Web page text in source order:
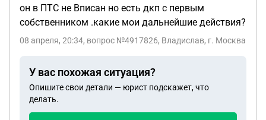
он в ПТС не Вписан но есть дкп с первым
собственником .какие мои дальнейшие действия?
08 апреля, 20:34, вопрос №4917826, Владислав, г. Москва
У вас похожая ситуация?
Опишите свои детали — юрист подскажет, что
делать.